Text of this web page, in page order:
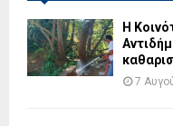
Η
7